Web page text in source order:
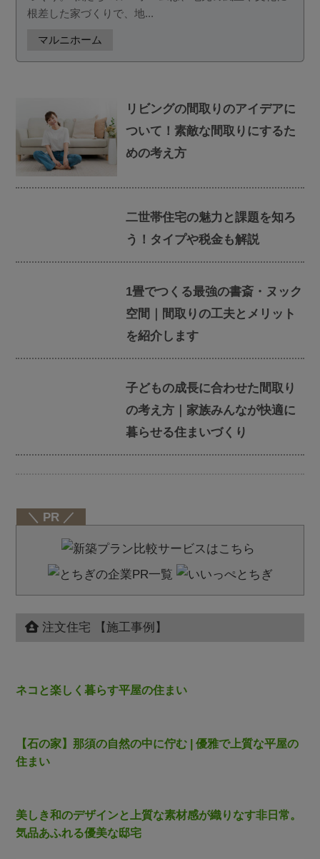
根差した家づくりで、地...
マルニホーム
リビングの間取りのアイデアに
ついて！素敵な間取りにするた
めの考え方
二世帯住宅の魅力と課題を知ろ
う！タイプや税金も解説
1畳でつくる最強の書斎・ヌック
空間｜間取りの工夫とメリット
を紹介します
子どもの成長に合わせた間取り
の考え方｜家族みんなが快適に
暮らせる住まいづくり
＼ PR ／
注文住宅 【施工事例】
ネコと楽しく暮らす平屋の住まい
【石の家】那須の自然の中に佇む | 優雅で上質な平屋の
住まい
美しき和のデザインと上質な素材感が織りなす非日常。
気品あふれる優美な邸宅